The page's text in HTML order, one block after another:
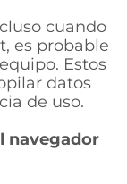
cuando
es probable
Estos
datos
de uso.
navegador